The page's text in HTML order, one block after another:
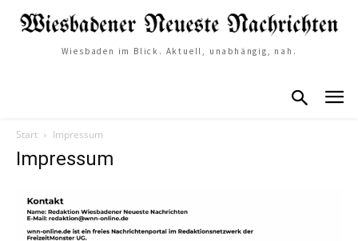
Wiesbaden im Blick. Aktuell, unabhängig, nah.
Start Impressum
Impressum